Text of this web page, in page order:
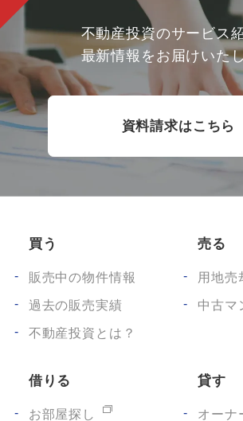
不動産投資のサービス
最新情報をお届けいた
資料請求はこちら
買う
販売中の物件情報
過去の販売実績
不動産投資とは？
売る
用地売
中古マ
借りる
お部屋探し
貸す
オーナ